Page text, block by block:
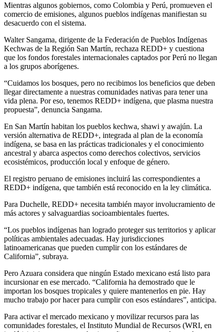
Mientras algunos gobiernos, como Colombia y Perú, promueven el
comercio de emisiones, algunos pueblos indígenas manifiestan su
desacuerdo con el sistema.
Walter Sangama, dirigente de la Federación de Pueblos Indígenas
Kechwas de la Región San Martín, rechaza REDD+ y cuestiona
que los fondos forestales internacionales captados por Perú no llegan
a los grupos aborígenes.
“Cuidamos los bosques, pero no recibimos los beneficios que deben
llegar directamente a nuestras comunidades nativas para tener una
vida plena. Por eso, tenemos REDD+ indígena, que plasma nuestra
propuesta”, denuncia Sangama.
En San Martín habitan los pueblos kechwa, shawi y awajún. La
versión alternativa de REDD+, integrada al plan de la economía
indígena, se basa en las prácticas tradicionales y el conocimiento
ancestral y abarca aspectos como derechos colectivos, servicios
ecosistémicos, producción local y enfoque de género.
El registro peruano de emisiones incluirá las correspondientes a
REDD+ indígena, que también está reconocido en la ley climática.
Para Duchelle, REDD+ necesita también mayor involucramiento de
más actores y salvaguardias socioambientales fuertes.
“Los pueblos indígenas han logrado proteger sus territorios y aplicar
políticas ambientales adecuadas. Hay jurisdicciones
latinoamericanas que pueden cumplir con los estándares de
California”, subraya.
Pero Azuara considera que ningún Estado mexicano está listo para
incursionar en ese mercado. “California ha demostrado que le
importan los bosques tropicales y quiere mantenerlos en pie. Hay
mucho trabajo por hacer para cumplir con esos estándares”, anticipa.
Para activar el mercado mexicano y movilizar recursos para las
comunidades forestales, el Instituto Mundial de Recursos (WRI, en